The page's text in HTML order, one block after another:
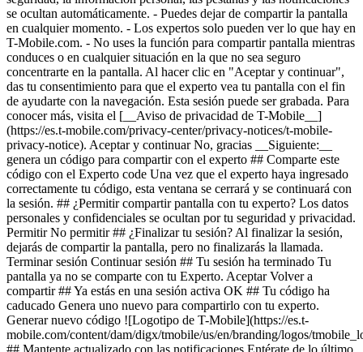
se ocultan automáticamente. - Puedes dejar de compartir la pantalla
en cualquier momento. - Los expertos solo pueden ver lo que hay en
T-Mobile.com. - No uses la función para compartir pantalla mientras
conduces o en cualquier situación en la que no sea seguro
concentrarte en la pantalla. Al hacer clic en "Aceptar y continuar",
das tu consentimiento para que el experto vea tu pantalla con el fin
de ayudarte con la navegación. Esta sesión puede ser grabada. Para
conocer más, visita el [__Aviso de privacidad de T-Mobile__]
(https://es.t-mobile.com/privacy-center/privacy-notices/t-mobile-
privacy-notice). Aceptar y continuar No, gracias __Siguiente:__
genera un código para compartir con el experto ## Comparte este
código con el Experto code Una vez que el experto haya ingresado
correctamente tu código, esta ventana se cerrará y se continuará con
la sesión. ## ¿Permitir compartir pantalla con tu experto? Los datos
personales y confidenciales se ocultan por tu seguridad y privacidad.
Permitir No permitir ## ¿Finalizar tu sesión? Al finalizar la sesión,
dejarás de compartir la pantalla, pero no finalizarás la llamada.
Terminar sesión Continuar sesión ## Tu sesión ha terminado Tu
pantalla ya no se comparte con tu Experto. Aceptar Volver a
compartir ## Ya estás en una sesión activa OK ## Tu código ha
caducado Genera uno nuevo para compartirlo con tu experto.
Generar nuevo código ![Logotipo de T-Mobile](https://es.t-
mobile.com/content/dam/digx/tmobile/us/en/branding/logos/
## Mantente actualizado con las notificaciones Entérate de lo último